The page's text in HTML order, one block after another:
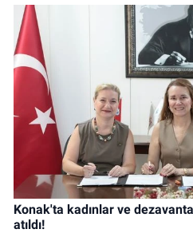
Konak'ta kadınlar ve
atıldı!